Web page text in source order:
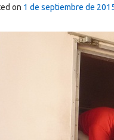
on 1 de septiembre de